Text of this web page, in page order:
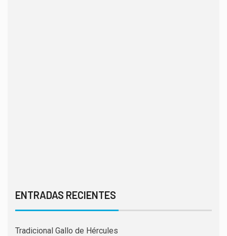
ENTRADAS RECIENTES
Tradicional Gallo de Hércules